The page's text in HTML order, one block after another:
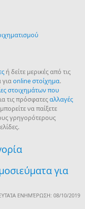
ή δείτε μερικές από τις
γιαonline στοίχημα.
στοιχημάτων που
τις πρόσφατεςαλλαγές
να παίξετε
γρηγορότερους
για
ΕΝΗΜΈΡΩΣΗ: 08/10/2019